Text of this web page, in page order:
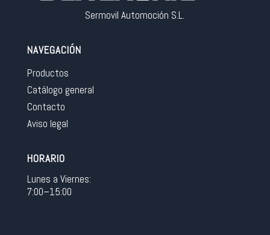
Sermovil Automoción S.L.
NAVEGACIÓN
Productos
Catálogo general
Contacto
Aviso legal
HORARIO
Lunes a Viernes:
7:00–15:00